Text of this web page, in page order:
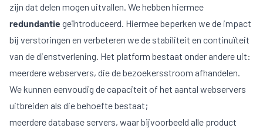
zijn dat delen mogen uitvallen. We hebben hiermee
redundantie geïntroduceerd. Hiermee beperken we de impact
bij verstoringen en verbeteren we de stabiliteit en continuïteit
van de dienstverlening. Het platform bestaat onder andere uit:
meerdere webservers, die de bezoekersstroom afhandelen.
We kunnen eenvoudig de capaciteit of het aantal webservers
uitbreiden als die behoefte bestaat;
meerdere database servers, waar bijvoorbeeld alle product